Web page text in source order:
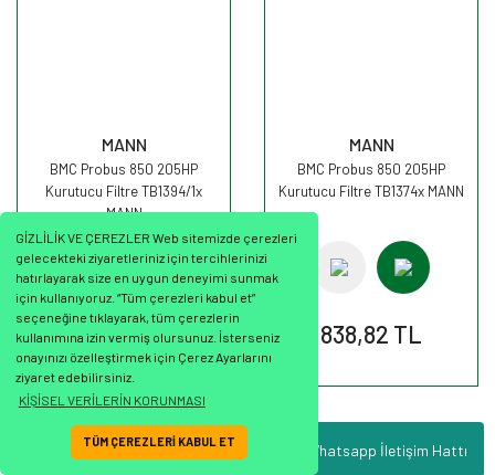
GİZLİLİK VE ÇEREZLER Web sitemizde çerezleri
gelecekteki ziyaretleriniz için tercihlerinizi
hatırlayarak size en uygun deneyimi sunmak
için kullanıyoruz. “Tüm çerezleri kabul et”
seçeneğine tıklayarak, tüm çerezlerin
kullanımına izin vermiş olursunuz. İsterseniz
onayınızı özelleştirmek için Çerez Ayarlarını
ziyaret edebilirsiniz.
KİŞİSEL VERİLERİN KORUNMASI
TÜM ÇEREZLERİ KABUL ET Whatsapp İletişim Hattı
MANN
BMC Probus 850 205HP
Kurutucu Filtre TB1394/1x
MANN
1.389,29 TL
MANN
BMC Probus 850 205HP
Kurutucu Filtre TB1374x MANN
838,82 TL